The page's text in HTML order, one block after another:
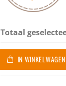
Totaal
IN WINKELWAGEN